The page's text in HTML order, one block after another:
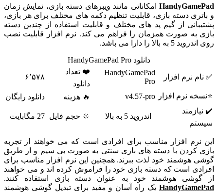
HandyGamePad امکاناتی مانند ویبرهای دسته بازی، نمایش زمان
و باتری دسته بازی، قابلیت تنظیم دکمه های مختلف برای هر بازی،
پشتیبانی از گیم پد های مختلف و قابلیت استفاده از چندین دسته
بازی به صورت همزمان را فراهم می کند. نرم افزار قابلیت نصب
روی اندروید 5 به بالا را دارا می باشد.
دانلود HandyGamePad Pro
✅ نام نرم افزار
HandyGamePad
Pro
❤️ تعداد
دانلود
۶٬۵۷۸
⭐نسخه نرم افزار v4.57-pro 🔥 هزینه
دانلود رایگان
✔️ نیازمند
سیستم
اندروید 5 به بالا 🔆 حجم فایل 27 مگابایت
این نرم افزار مناسب برای افرادی است که می خواهند از تجربه
بازی کردن با دسته های بازی سنتی به صورت بی سیم و از طریق
گوشی هوشمند خود لذت ببرند. همچنین این نرم افزار مناسب برای
افرادی است که دسته بازی خود را فراموش کرده اند و می خواهند
از گوشی هوشمند خود به عنوان دسته بازی استفاده کنند.
HandyGamePad یک راه آسان و مفید برای تبدیل گوشی هوشمند